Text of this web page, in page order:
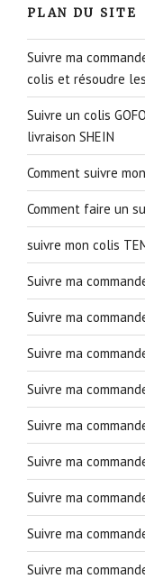
PLAN DU SITE
Suivre ma
colis et résoudre
Suivre un colis
livraison SHEIN
Comment suivre
Comment faire un
suivre mon colis
Suivre ma
Suivre ma
Suivre ma
Suivre ma
Suivre ma
Suivre ma
Suivre ma
Suivre ma
Suivre ma